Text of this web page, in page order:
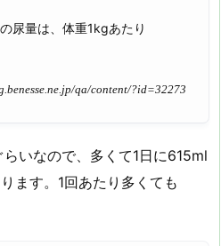
尿量は、体重1kgあたり
qa/content/?id=32273
いなので、多くて1日に615ml
ます。1回あたり多くても